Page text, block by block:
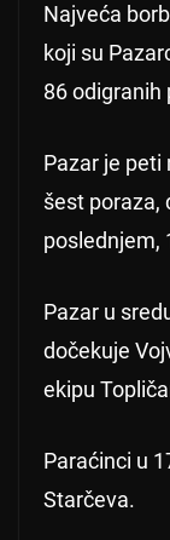
Najveća
koji su
86 odigranih
Pazar je peti
šest poraza,
poslednjem,
Pazar u
dočekuje
ekipu
Paraćinci u
Starčeva.